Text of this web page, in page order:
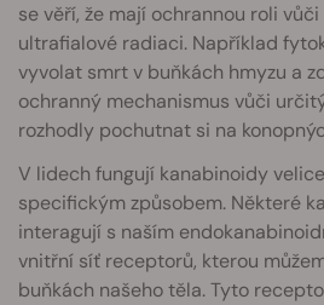
se věří, že mají ochrannou roli
ultrafialové radiaci. Například
vyvolat smrt v buňkách hmyzu a
ochranný mechanismus vůči
rozhodly pochutnat si na
V lidech fungují kanabinoidy
specifickým způsobem. Některé
interagují s naším
vnitřní síť receptorů, kterou
buňkách našeho těla. Tyto